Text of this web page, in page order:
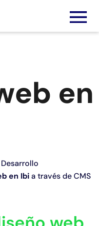
en
Desarrollo
en Ibia través de CMS